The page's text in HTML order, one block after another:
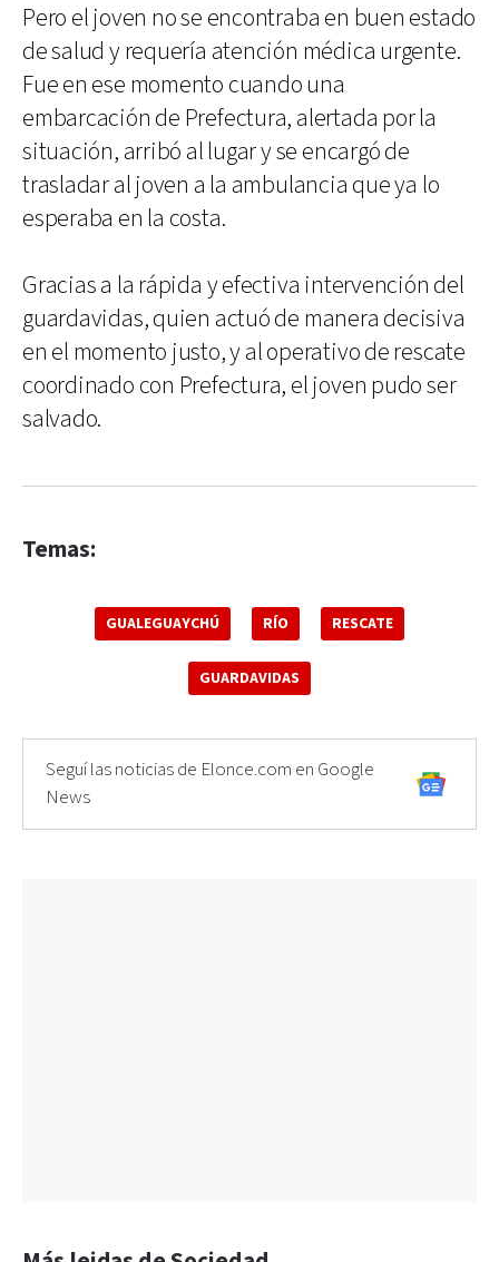
Pero el joven no se encontraba en buen estado
de salud y requería atención médica urgente.
Fue en ese momento cuando una
embarcación de Prefectura, alertada por la
situación, arribó al lugar y se encargó de
trasladar al joven a la ambulancia que ya lo
esperaba en la costa.
Gracias a la rápida y efectiva intervención del
guardavidas, quien actuó de manera decisiva
en el momento justo, y al operativo de rescate
coordinado con Prefectura, el joven pudo ser
salvado.
Temas:
GUALEGUAYCHÚ RÍO RESCATE
GUARDAVIDAS
Seguí las noticias de Elonce.com en Google
News